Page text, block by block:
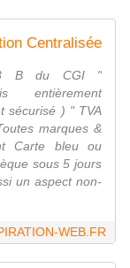
Centralisée
B du CGI "
entièrement
sécurisé ) " TVA
marques &
Carte bleu ou
sous 5 jours
un aspect non-
WEB.FR